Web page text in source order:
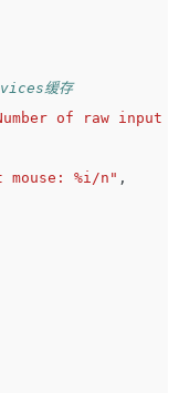
缓存
of raw input
mouse: %i/n" ,